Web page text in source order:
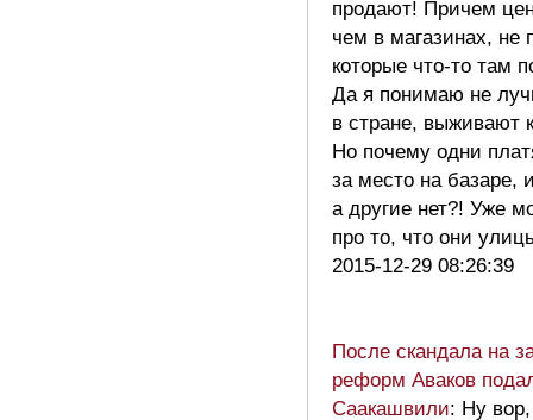
продают! Причем
чем в магазинах,
которые что-то там
Да я понимаю не
в стране, выживают
Но почему одни
за место на базаре,
а другие нет?! Уже
про то, что они
2015-12-29 08:26:39
После скандала на
реформ Аваков
Саакашвили: Ну